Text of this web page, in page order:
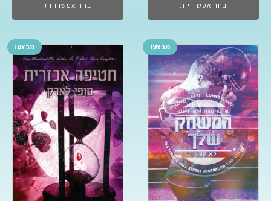
בחר אפשרויות בחר אפשרויות
מבצע! מבצע!